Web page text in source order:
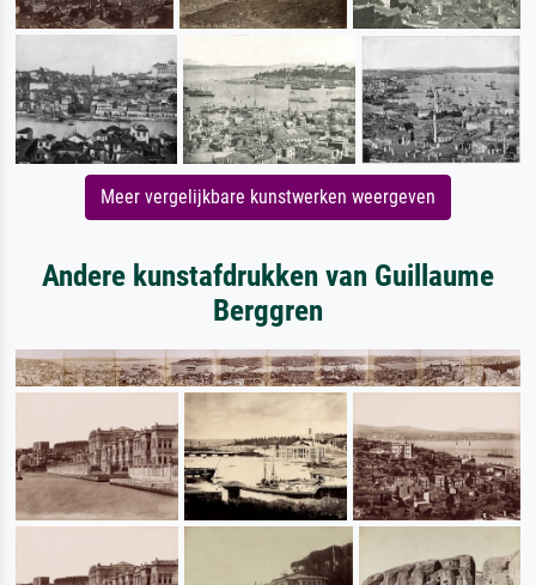
Meer vergelijkbare kunstwerken weergeven
Andere kunstafdrukken van Guillaume
Berggren